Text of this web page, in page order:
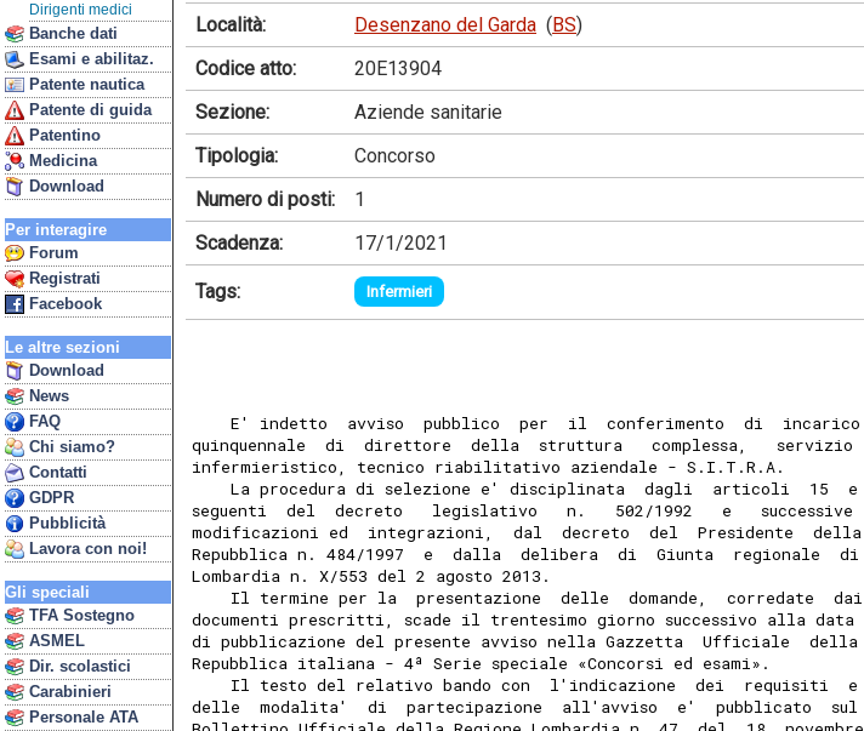
Dirigenti medici
Banche dati
Esami e abilitaz.
Patente nautica
Patente di guida
Patentino
Medicina
Download
Per interagire
Forum
Registrati
Facebook
Le altre sezioni
Download
News
FAQ
Chi siamo?
Contatti
GDPR
Pubblicità
Lavora con noi!
Gli speciali
TFA Sostegno
ASMEL
Dir. scolastici
Carabinieri
Personale ATA
Località:
Desenzano del Garda (BS)
Codice atto:
20E13904
Sezione:
Aziende sanitarie
Tipologia:
Concorso
Numero di posti:
1
Scadenza:
17/1/2021
Tags: Infermieri
    E' indetto  avviso  pubblico  per  il  conferimento  di  incarico
quinquennale  di  direttore  della  struttura   complessa,   servizio
infermieristico, tecnico riabilitativo aziendale - S.I.T.R.A.
    La procedura di selezione e' disciplinata  dagli  articoli  15  e
seguenti  del  decreto   legislativo   n.   502/1992   e   successive
modificazioni ed  integrazioni,  dal  decreto  del  Presidente  della
Repubblica n. 484/1997  e  dalla  delibera  di  Giunta  regionale  di
Lombardia n. X/553 del 2 agosto 2013.
    Il termine per la  presentazione  delle  domande,  corredate  dai
documenti prescritti, scade il trentesimo giorno successivo alla data
di pubblicazione del presente avviso nella Gazzetta  Ufficiale  della
Repubblica italiana - 4ª Serie speciale «Concorsi ed esami».
    Il testo del relativo bando con  l'indicazione  dei  requisiti  e
delle  modalita'  di  partecipazione  all'avviso  e'  pubblicato  sul